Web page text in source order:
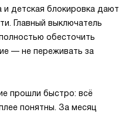
и детская блокировка дают
Главный выключатель
обесточить
— не переживать за
прошли быстро: всё
понятны. За месяц